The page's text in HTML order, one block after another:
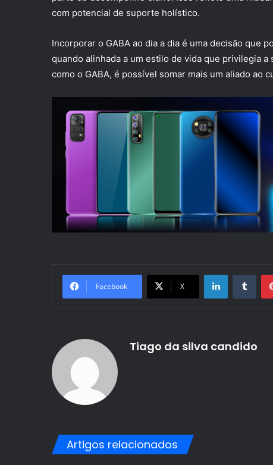
com potencial de suporte holístico.
Incorporar o GABA ao dia a dia é uma decisão que
quando alinhada a um estilo de vida que privilegia
como o GABA, é possível somar mais um aliado ao
Facebook X
Linkedin
Tiago da silva candido
Artigos relacionados